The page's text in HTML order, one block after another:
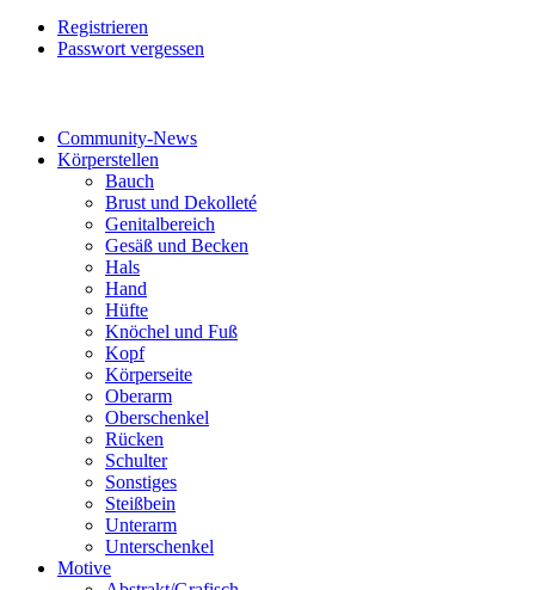
Registrieren
Passwort vergessen
Community-News
Körperstellen
Bauch
Brust und Dekolleté
Genitalbereich
Gesäß und Becken
Hals
Hand
Hüfte
Knöchel und Fuß
Kopf
Körperseite
Oberarm
Oberschenkel
Rücken
Schulter
Sonstiges
Steißbein
Unterarm
Unterschenkel
Motive